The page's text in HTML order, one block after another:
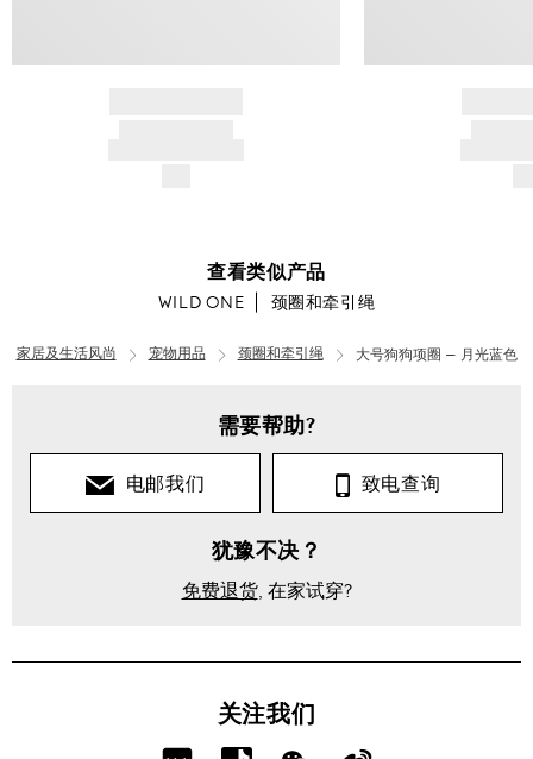
查看类似产品
WILD ONE 颈圈和牵引绳
家居及生活风尚 宠物用品 颈圈和牵引绳 大号狗狗项圈 — 月光蓝色
需要帮助?
电邮我们 致电查询
犹豫不决？
免费退货, 在家试穿?
关注我们